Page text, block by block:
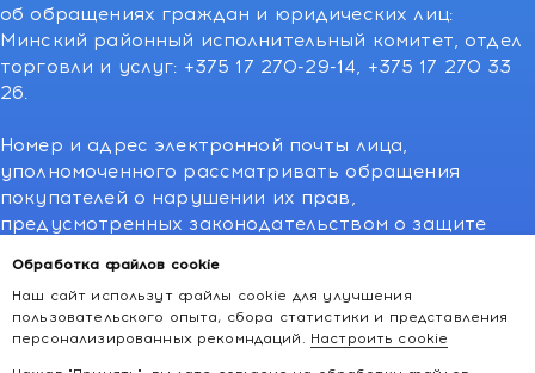
Обработка файлов cookie
Наш сайт использут файлы cookie для улучшения
пользовательского опыта, сбора статистики и представления
персонализированных рекомндаций. Настроить cookie
об обращениях граждан и юридических лиц:
Минский районный исполнительный комитет, отдел
торговли и услуг: +375 17 270-29-14, +375 17 270 33
26.
Номер и адрес электронной почты лица,
уполномоченного рассматривать обращения
покупателей о нарушении их прав,
предусмотренных законодательством о защите
операторов), info@kakvapteke.by